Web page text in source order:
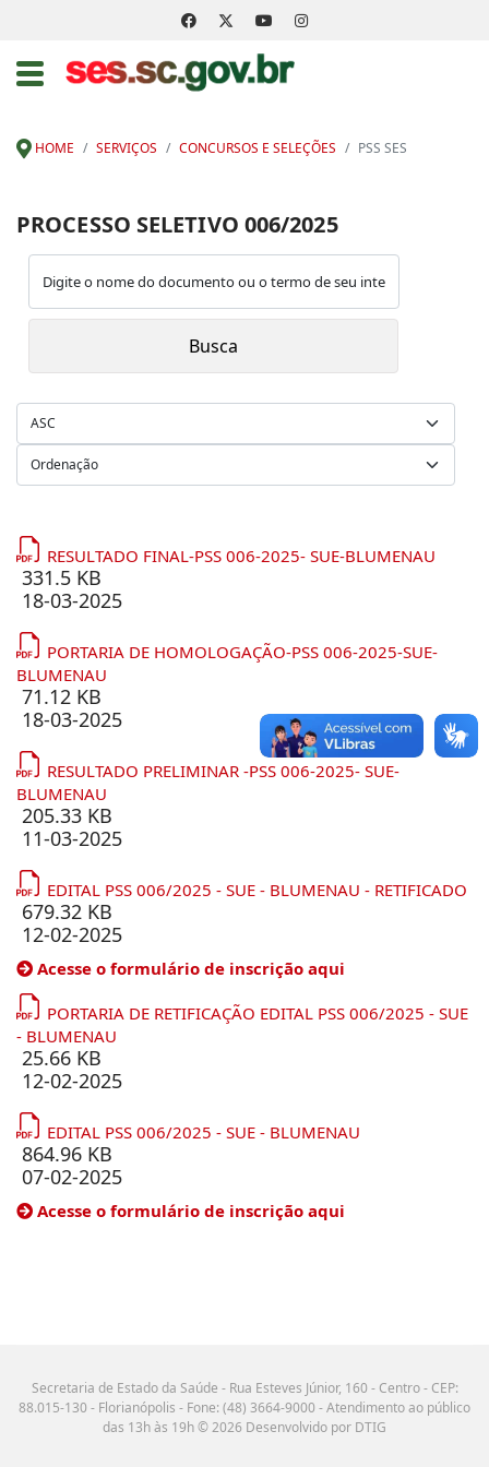
HOME SERVIÇOS CONCURSOS E SELEÇÕES PSS SES
PROCESSO SELETIVO 006/2025
RESULTADO FINAL-PSS 006-2025- SUE-BLUMENAU
331.5 KB
18-03-2025
PORTARIA DE HOMOLOGAÇÃO-PSS 006-2025-SUE-
BLUMENAU
71.12 KB
18-03-2025
RESULTADO PRELIMINAR -PSS 006-2025- SUE-
BLUMENAU
205.33 KB
11-03-2025
EDITAL PSS 006/2025 - SUE - BLUMENAU - RETIFICADO
679.32 KB
12-02-2025
Acesse o formulário de inscrição aqui
PORTARIA DE RETIFICAÇÃO EDITAL PSS 006/2025 - SUE
- BLUMENAU
25.66 KB
12-02-2025
EDITAL PSS 006/2025 - SUE - BLUMENAU
864.96 KB
07-02-2025
Acesse o formulário de inscrição aqui
Secretaria de Estado da Saúde - Rua Esteves Júnior, 160 - Centro - CEP:
88.015-130 - Florianópolis - Fone: (48) 3664-9000 - Atendimento ao público
das 13h às 19h © 2026 Desenvolvido por DTIG